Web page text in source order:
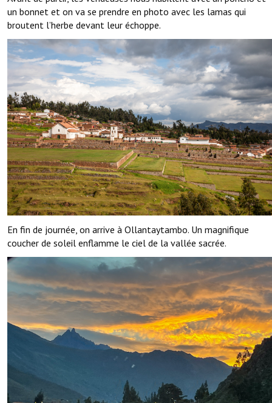
un bonnet et on va se prendre en photo avec les lamas qui
broutent l’herbe devant leur échoppe.
En fin de journée, on arrive à Ollantaytambo. Un magnifique
coucher de soleil enflamme le ciel de la vallée sacrée.